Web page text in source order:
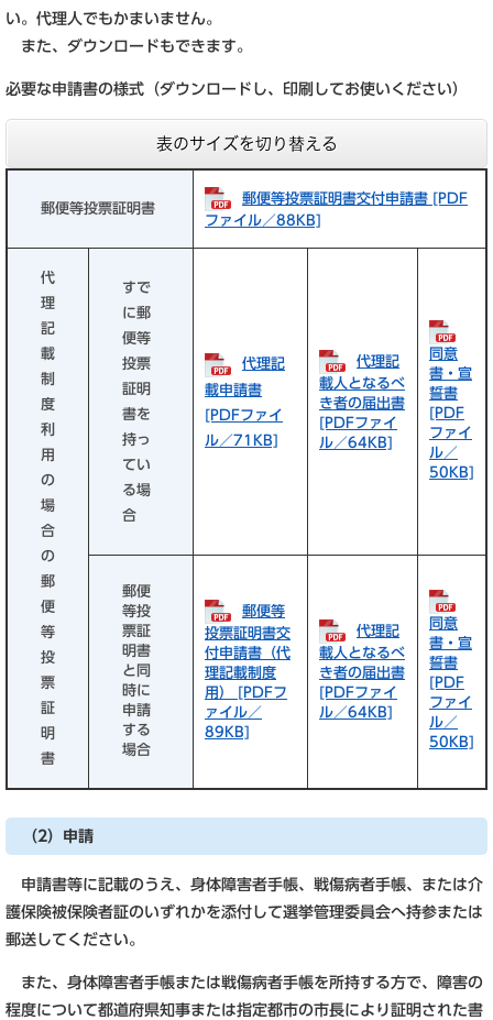
い。代理人でもかまいません。
また、ダウンロードもできます。
必要な申請書の様式（ダウンロードし、印刷してお使いください）
表のサイズを切り替える
郵便等投票証明書
郵便等投票証明書交付申請書 [PDF
ファイル／88KB]
代
理
記
載
制
度
利
用
の
場
合
の
郵
便
等
投
票
証
明
書
すで
に郵
便等
投票
証明
書を
持っ
てい
る場
合
代理記
載申請書
[PDFファイ
ル／71KB]
代理記
載人となるべ
き者の届出書
[PDFファイ
ル／64KB]
同意
書・宣
誓書
[PDF
ファイ
ル／
50KB]
郵便
等投
票証
明書
と同
時に
申請
する
場合
郵便等
投票証明書交
付申請書（代
理記載制度
用） [PDFフ
ァイル／
89KB]
代理記
載人となるべ
き者の届出書
[PDFファイ
ル／64KB]
同意
書・宣
誓書
[PDF
ファイ
ル／
50KB]
（2）申請
申請書等に記載のうえ、身体障害者手帳、戦傷病者手帳、または介
護保険被保険者証のいずれかを添付して選挙管理委員会へ持参または
郵送してください。
また、身体障害者手帳または戦傷病者手帳を所持する方で、障害の
程度について都道府県知事または指定都市の市長により証明された書